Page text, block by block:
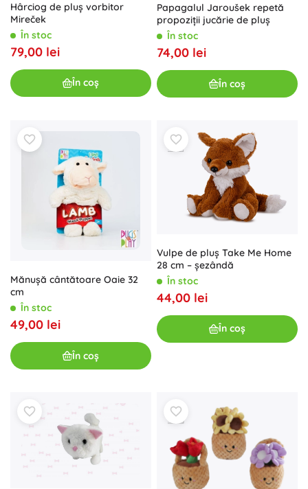
Hârciog de pluș vorbitor
Mireček
În stoc
79,00 lei
În coș
Papagalul Jaroušek repetă
propoziții jucărie de pluș
În stoc
74,00 lei
În coș
Mănușă cântătoare Oaie 32
cm
În stoc
49,00 lei
În coș
Vulpe de pluș Take Me Home
28 cm – șezândă
În stoc
44,00 lei
În coș